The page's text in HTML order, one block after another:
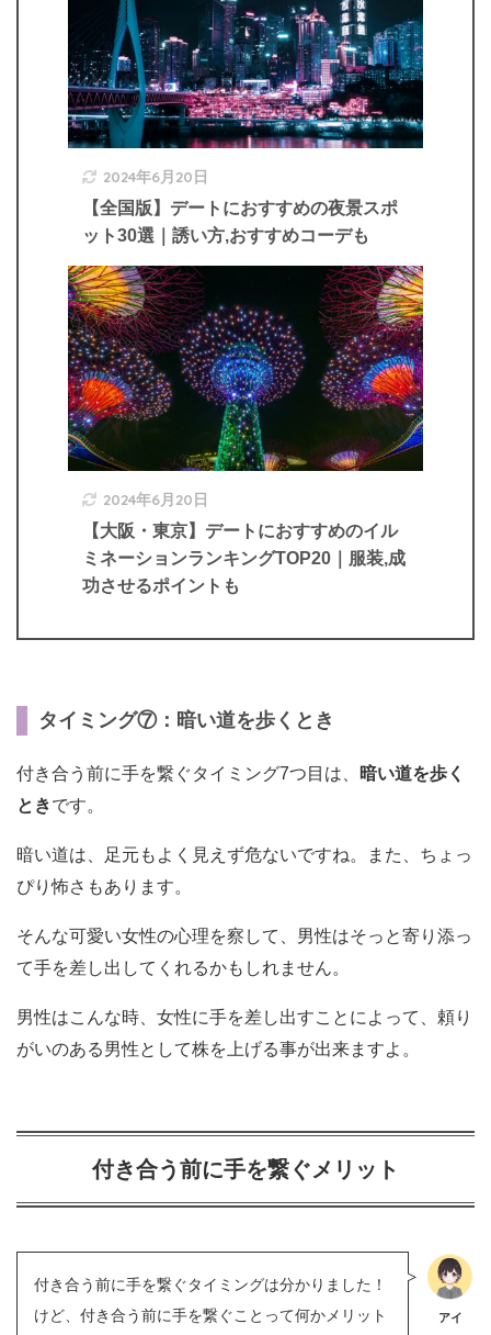
2024年6月20日
【全国版】デートにおすすめの夜景スポ
ット30選｜誘い方,おすすめコーデも
2024年6月20日
【大阪・東京】デートにおすすめのイル
ミネーションランキングTOP20｜服装,成
功させるポイントも
タイミング⑦：暗い道を歩くとき
付き合う前に手を繋ぐタイミング7つ目は、
暗い道を歩く
ときです。
暗い道は、足元もよく見えず危ないですね。また、ちょっ
ぴり怖さもあります。
そんな可愛い女性の心理を察して、男性はそっと寄り添っ
て手を差し出してくれるかもしれません。
男性はこんな時、女性に手を差し出すことによって、頼り
がいのある男性として株を上げる事が出来ますよ。
付き合う前に手を繋ぐメリット
付き合う前に手を繋ぐタイミングは分かりました！
けど、付き合う前に手を繋ぐことって何かメリット
アイ